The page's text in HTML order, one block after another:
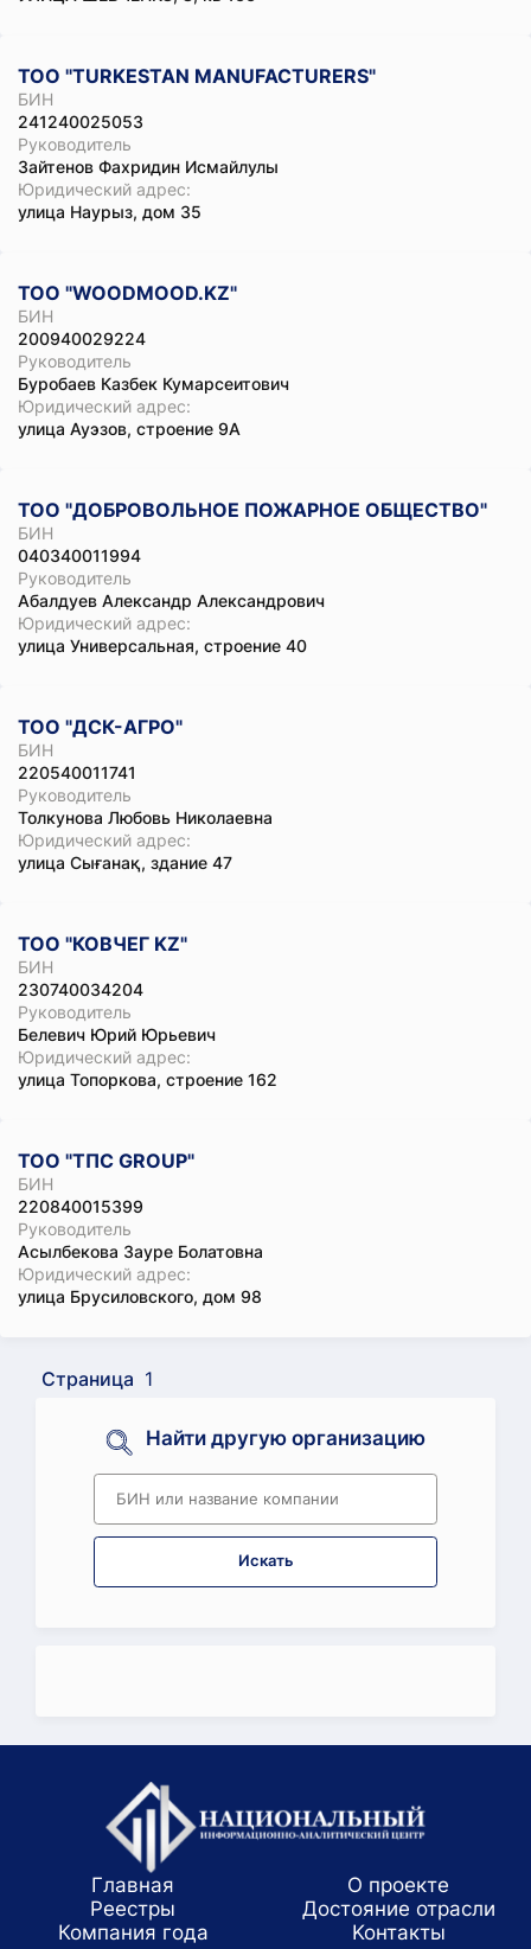
ТОО "TURKESTAN MANUFACTURERS"
БИН
241240025053
Руководитель
Зайтенов Фахридин Исмайлулы
Юридический адрес:
улица Наурыз, дом 35
ТОО "WOODMOOD.KZ"
БИН
200940029224
Руководитель
Буробаев Казбек Кумарсеитович
Юридический адрес:
улица Ауэзов, строение 9А
ТОО "ДОБРОВОЛЬНОЕ ПОЖАРНОЕ ОБЩЕСТВО"
БИН
040340011994
Руководитель
Абалдуев Александр Александрович
Юридический адрес:
улица Универсальная, строение 40
ТОО "ДСК-АГРО"
БИН
220540011741
Руководитель
Толкунова Любовь Николаевна
Юридический адрес:
улица Сығанақ, здание 47
ТОО "КОВЧЕГ KZ"
БИН
230740034204
Руководитель
Белевич Юрий Юрьевич
Юридический адрес:
улица Топоркова, строение 162
ТОО "ТПС GROUP"
БИН
220840015399
Руководитель
Асылбекова Зауре Болатовна
Юридический адрес:
улица Брусиловского, дом 98
Страница 1
Найти другую организацию
Искать
Главная
О проекте
Реестры
Достояние отрасли
Компания года
Koнтaкты